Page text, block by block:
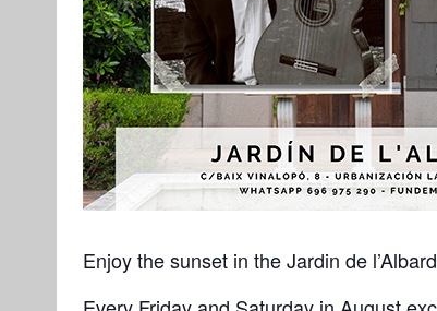
Enjoy the sunset in the Jardin de